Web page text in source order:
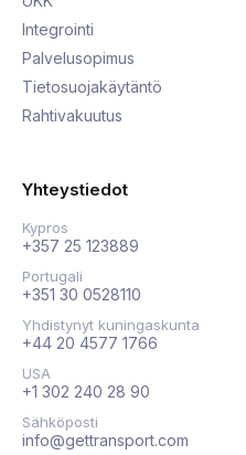
Integrointi
Palvelusopimus
Tietosuojakäytäntö
Rahtivakuutus
Yhteystiedot
Kypros
+357 25 123889
Portugali
+351 30 0528110
Yhdistynyt kuningaskunta
+44 20 4577 1766
USA
+1 302 240 28 90
Sähköposti
info@gettransport.com